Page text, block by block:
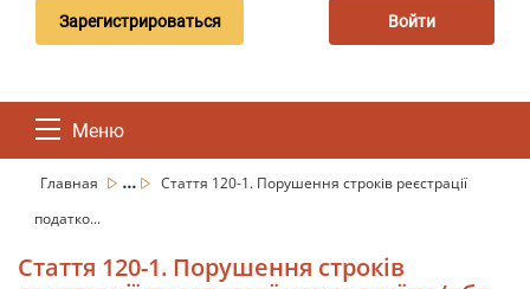
Зарегистрироваться Войти
Меню
Главная ...
Стаття 120-1. Порушення строків реєстрації
податко...
Стаття 120-1. Порушення строків